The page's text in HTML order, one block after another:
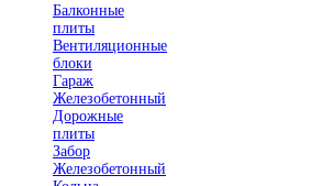
Балконные
плиты
Вентиляционные
блоки
Гараж
Железобетонный
Дорожные
плиты
Забор
Железобетонный